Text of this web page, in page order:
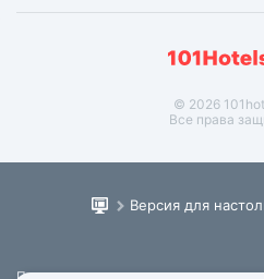
© 2026
Все права
Версия для